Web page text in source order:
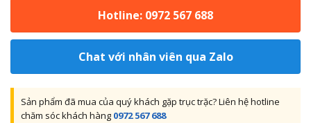
Hotline: 0972 567 688
Chat với nhân viên qua Zalo
Sản phẩm đã mua của quý khách gặp trục trặc? Liên hệ hotline
chăm sóc khách hàng 0972 567 688